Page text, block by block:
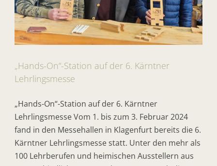
„Hands-On“-Station auf der 6. Kärntner
Lehrlingsmesse
„Hands-On“-Station auf der 6. Kärntner
Lehrlingsmesse Vom 1. bis zum 3. Februar 2024
fand in den Messehallen in Klagenfurt bereits die 6.
Kärntner Lehrlingsmesse statt. Unter den mehr als
100 Lehrberufen und heimischen Ausstellern aus